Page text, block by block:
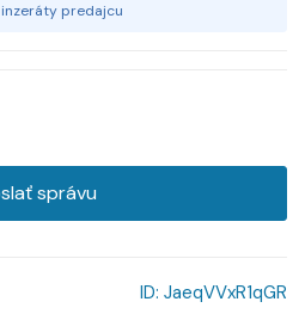
predajcu
správu
ID: JaeqVVxR1qGR